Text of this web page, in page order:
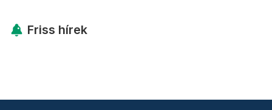
Friss hírek